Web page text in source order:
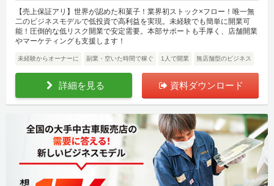
【売上保証アリ】世界が認めた和菓子！業界初ストック×フロー！唯一無
二のビジネスモデルで低投資で高利益を実現。未経験でも簡単に開業可
能！圧倒的な低リスク開業で安定需要。本部サポートも手厚く、店舗開業
やマーケティングも支援します！
未経験からオーナーに 副業・空いた時間で稼ぐ 1人で開業 無店舗型のビジネス
詳細を見る 資料ダウンロード